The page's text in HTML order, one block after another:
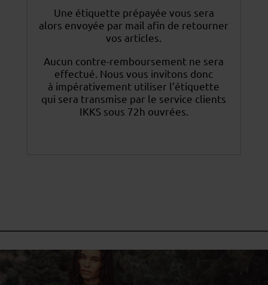
Une étiquette prépayée vous sera
alors envoyée par mail afin de retourner
vos articles.
Aucun contre-remboursement ne sera
effectué. Nous vous invitons donc
à impérativement utiliser l’étiquette
qui sera transmise par le service clients
IKKS sous 72h ouvrées.